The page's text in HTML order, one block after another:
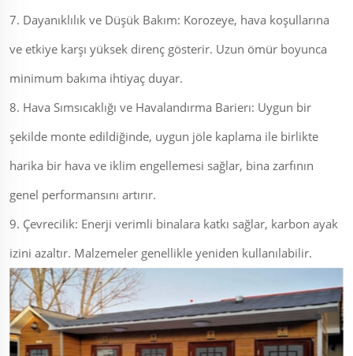
7. Dayanıklılık ve Düşük Bakım: Korozeye, hava koşullarına
ve etkiye karşı yüksek direnç gösterir. Uzun ömür boyunca
minimum bakıma ihtiyaç duyar.
8. Hava Sımsıcaklığı ve Havalandırma Barierı: Uygun bir
şekilde monte edildiğinde, uygun jöle kaplama ile birlikte
harika bir hava ve iklim engellemesi sağlar, bina zarfının
genel performansını artırır.
9. Çevrecilik: Enerji verimli binalara katkı sağlar, karbon ayak
izini azaltır. Malzemeler genellikle yeniden kullanılabilir.